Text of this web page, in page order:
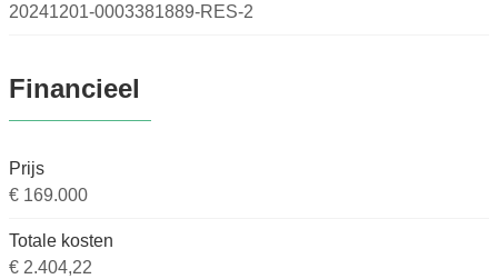
20241201-0003381889-RES-2
Financieel
Prijs
€ 169.000
Totale kosten
€ 2.404,22